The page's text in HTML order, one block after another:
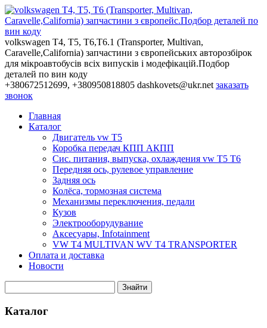
volkswagen T4, T5, T6,Т6.1 (Transporter, Multivan,
Caravelle,California) запчастини з європейських авторозбірок
для мікроавтобусів всіх випусків і модефікацій.Подбор
деталей по вин коду
+380672512699, +380950818805 dashkovets@ukr.net заказать
звонок
Главная
Каталог
Двигатель vw T5
Коробка передач КПП АКПП
Сис. питания, выпуска, охлаждения vw T5 T6
Передняя ось, рулевое управление
Задняя ось
Колёса, тормозная система
Механизмы переключения, педали
Кузов
Электрооборудувание
Аксесуары, Infotainment
VW T4 MULTIVAN WV T4 TRANSPORTER
Оплата и доставка
Новости
Каталог